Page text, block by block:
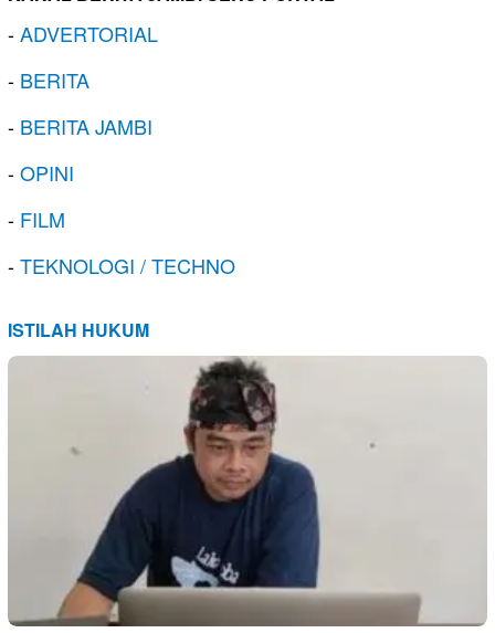
-ADVERTORIAL
- BERITA
- BERITA JAMBI
-OPINI
- FILM
-TEKNOLOGI / TECHNO
ISTILAH HUKUM